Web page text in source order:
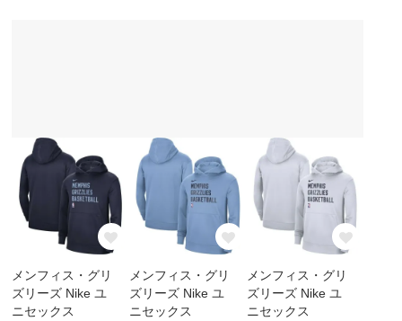
メンフィス・グリ
ズリーズ Nike ユ
ニセックス
メンフィス・グリ
ズリーズ Nike ユ
ニセックス
メンフィス・グリ
ズリーズ Nike ユ
ニセックス